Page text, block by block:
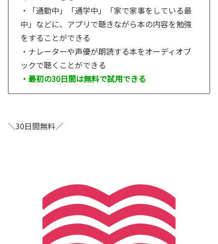
・「通勤中」「通学中」「家で家事をしている最
中」などに、アプリで聴きながら本の内容を勉強
をすることができる
・ナレーターや声優が朗読する本をオーディオブ
ックで聴くことができる
・最初の30日間は無料で試用できる
＼30日間無料／